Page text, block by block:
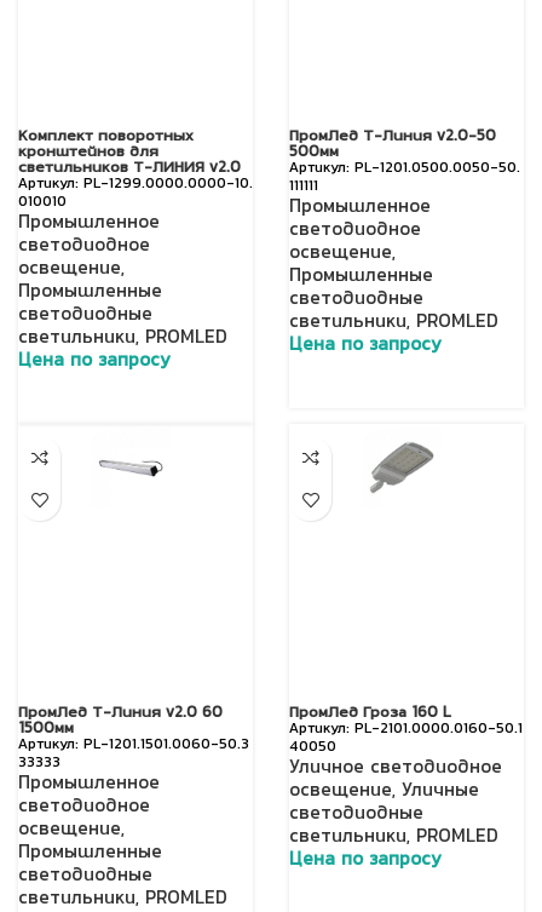
Комплект поворотных
кронштейнов для
светильников Т-ЛИНИЯ v2.0
PL-1299.0000.0000-10.
010010
Промышленное
светодиодное
освещение,
Промышленные
светодиодные
светильники, PROMLED
Цена по запросу
ПромЛед Т-Линия v2.0-50
500мм
PL-1201.0500.0050-50.
111111
Промышленное
светодиодное
освещение,
Промышленные
светодиодные
светильники, PROMLED
Цена по запросу
ПромЛед Т-Линия v2.0 60
1500мм
PL-1201.1501.0060-50.3
33333
Промышленное
светодиодное
освещение,
Промышленные
светодиодные
светильники, PROMLED
ПромЛед Гроза 160 L
PL-2101.0000.0160-50.1
40050
Уличное светодиодное
освещение, Уличные
светодиодные
светильники, PROMLED
Цена по запросу